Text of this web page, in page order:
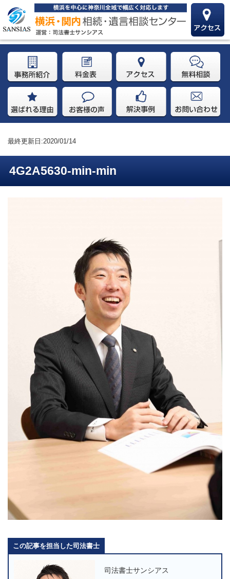
最終更新日:2020/01/14
4G2A5630-min-min
この記事を担当した司法書士
司法書士サンシアス